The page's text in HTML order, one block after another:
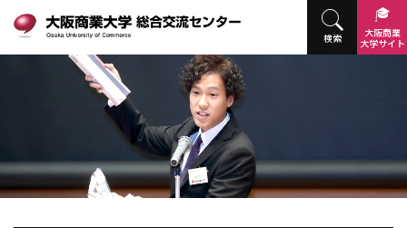
検索
大阪商業
大学サイト